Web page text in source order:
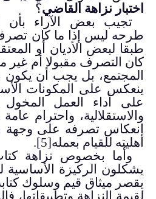
اختبار نزاهة القاضي؟
تجيب بعض الآراء بأن
طرحه ليس إذا ما كان
طبقا لبعض الأديان أو
كان التصرف مقبولا أم غير
المجتمع، بل يجب أن يكون
ينعكس على المكونات
على أداء العمل المخول
والاستقلالية، واحترام
انعكاس تصرفه على
أهليته للقيام بعمله[5]
.
وأما بخصوص نزاهة
يشكلون الركيزة الأساسية
يقصر ميثاق قيم وسلوك